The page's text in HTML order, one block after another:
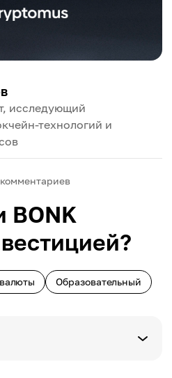
исследующий
технологий и
комментариев
BONK
Образовательный